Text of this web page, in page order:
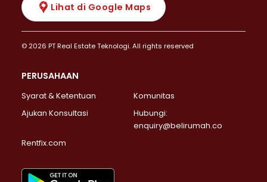
Lihat di Google Maps
© 2026 PT Real Estate Teknologi. All rights reserved
PERUSAHAAN
Syarat & Ketentuan
Komunitas
Ajukan Konsultasi
Hubungi:
enquiry@belirumah.co
Rentfix.com